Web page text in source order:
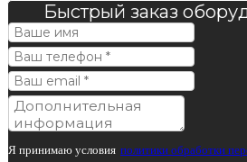
Быстрый заказ
Я принимаю условия политики обработки